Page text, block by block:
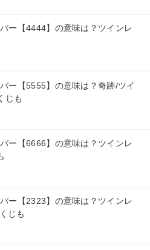
ー【4444】の意味は？ツインレ
ー【5555】の意味は？奇跡/ツイ
じも
ー【6666】の意味は？ツインレ
ー【2323】の意味は？ツインレ
じも